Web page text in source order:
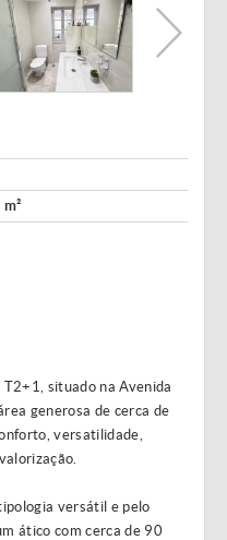
situado na Avenida
generosa de cerca de
versatilidade,
versátil e pelo
ático com cerca de 90